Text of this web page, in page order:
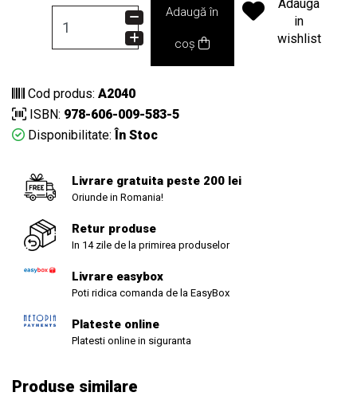
Adaugă în
coș
Adauga
in
wishlist
Cod produs: A2040
ISBN: 978-606-009-583-5
Disponibilitate: În Stoc
Livrare gratuita peste 200 lei
Oriunde in Romania!
Retur produse
In 14 zile de la primirea produselor
Livrare easybox
Poti ridica comanda de la EasyBox
Plateste online
Platesti online in siguranta
Produse similare